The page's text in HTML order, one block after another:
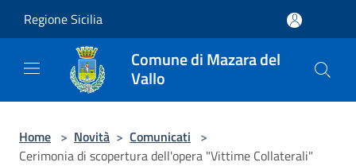
Regione Sicilia
Comune di Mazara del
Vallo
Home > Novità > Comunicati >
Cerimonia di scopertura dell'opera "Vittime Collaterali"